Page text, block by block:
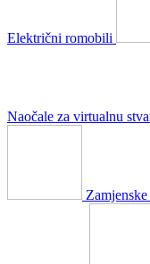
Električni romobili
Naočale za virtualnu